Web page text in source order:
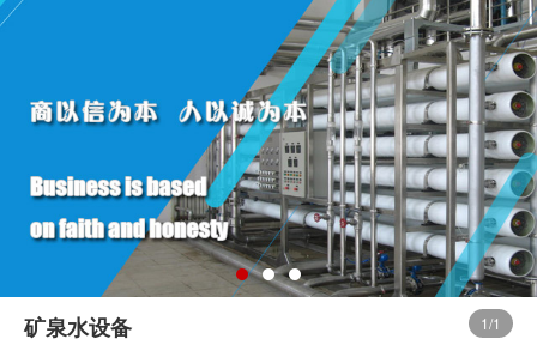
1/1
矿泉水设备